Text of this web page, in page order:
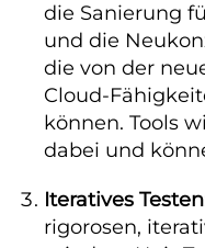
die Sanierung
und die
die von der
Cloud-
können. Tools
dabei und
Iteratives Testen
rigorosen,